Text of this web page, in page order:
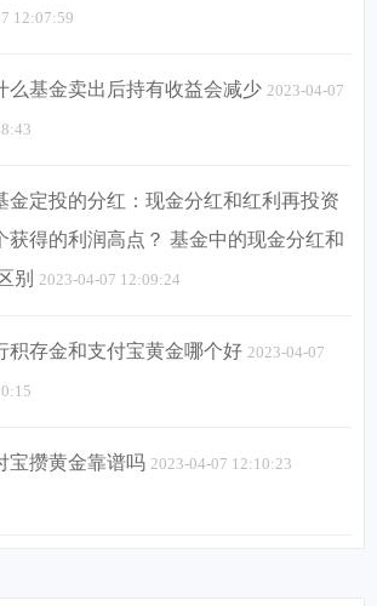
12:07:59
么基金卖出后持有收益会减少 2023-04-07
金定投的分红：现金分红和红利再投资
获得的利润高点？ 基金中的现金分红和
别 2023-04-07 12:09:24
积存金和支付宝黄金哪个好 2023-04-07
宝攒黄金靠谱吗 2023-04-07 12:10:23